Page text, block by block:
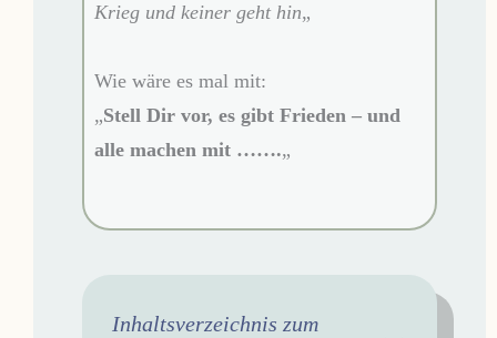
Krieg und keiner geht hin„
Wie wäre es mal mit:
„Stell Dir vor, es gibt Frieden – und
alle machen mit …….„
Inhaltsverzeichnis zum